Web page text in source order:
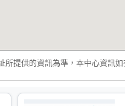
所提供的資訊為準，本中心資訊